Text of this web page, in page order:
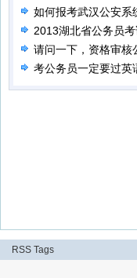
如何报考武汉公安系
2013湖北省公务员
请问一下，资格审核
考公务员一定要过英
RSS Tags